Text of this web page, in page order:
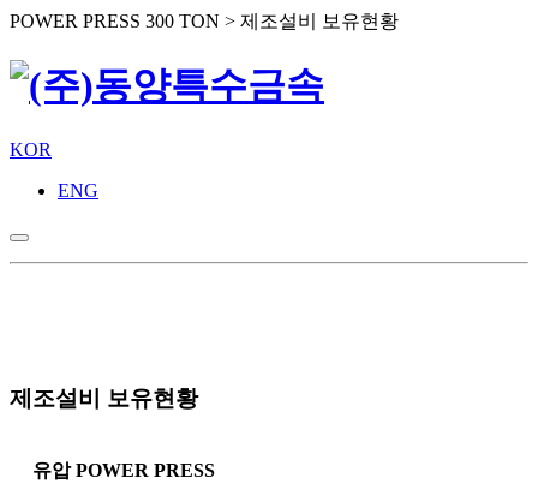
POWER PRESS 300 TON > 제조설비 보유현황
KOR
ENG
제조설비 보유현황
유압 POWER PRESS